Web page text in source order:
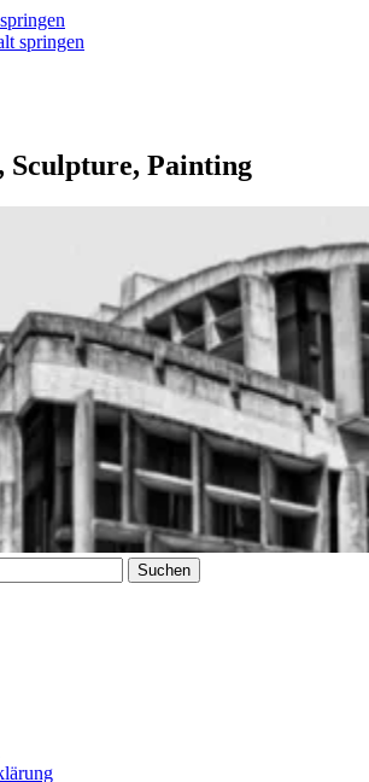
springen
Sculpture, Painting